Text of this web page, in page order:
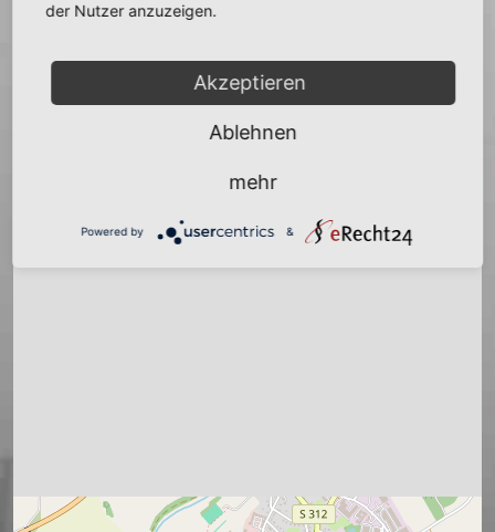
zurück
der Nutzer anzuzeigen.
Akzeptieren
Ablehnen
mehr
Powered by &